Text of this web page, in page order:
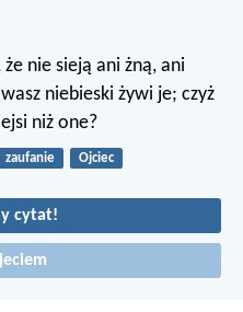
nie sieją ani żną, ani
niebieski żywi je; czyż
niż one?
zaufanie Ojciec
cytat!